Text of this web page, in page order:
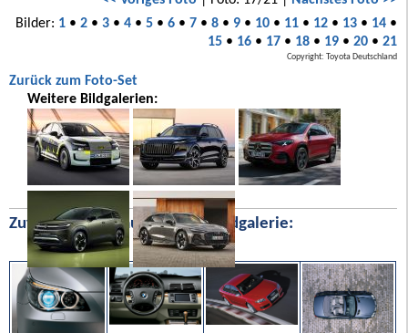
Bilder: 1• 2• 3• 4• 5• 6• 7• 8• 9• 10• 11• 12• 13• 14•
15• 16• 17• 18• 19• 20• 21
Copyright: Toyota Deutschland
Zurück zum Foto-Set
Weitere Bildgalerien:
Zufällige Bilder aus unserer Bildgalerie: